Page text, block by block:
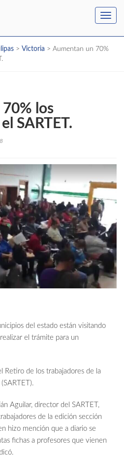
> Victoria > Aumentan un 70%
los
SARTET.
del estado están visitando
el trámite para un
Retiro de los trabajadores de la
Aguilar, director del SARTET,
de la edición sección
hizo mención que a diario se
fichas a profesores que vienen